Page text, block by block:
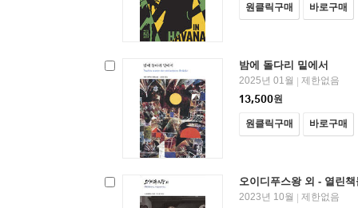
원클릭구매 바로구매
밤에 돌다리 밑에서
2025년 01월 | 제한없음
13,500원
원클릭구매 바로구매
오이디푸스왕 외 - 열린
2023년 10월 | 제한없음